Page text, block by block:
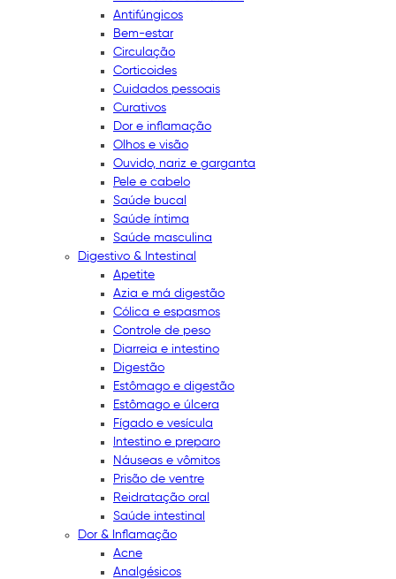
Antifúngicos
Bem-estar
Circulação
Corticoides
Cuidados pessoais
Curativos
Dor e inflamação
Olhos e visão
Ouvido, nariz e garganta
Pele e cabelo
Saúde bucal
Saúde íntima
Saúde masculina
Digestivo & Intestinal
Apetite
Azia e má digestão
Cólica e espasmos
Controle de peso
Diarreia e intestino
Digestão
Estômago e digestão
Estômago e úlcera
Fígado e vesícula
Intestino e preparo
Náuseas e vômitos
Prisão de ventre
Reidratação oral
Saúde intestinal
Dor & Inflamação
Acne
Analgésicos